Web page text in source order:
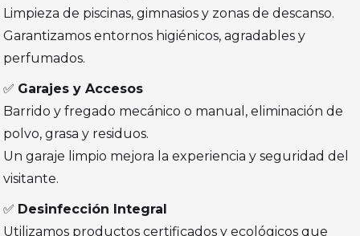
Limpieza de piscinas, gimnasios y zonas de descanso.
Garantizamos entornos higiénicos, agradables y
perfumados.
✅ Garajes y Accesos
Barrido y fregado mecánico o manual, eliminación de
polvo, grasa y residuos.
Un garaje limpio mejora la experiencia y seguridad del
visitante.
✅ Desinfección Integral
Utilizamos productos certificados y ecológicos que